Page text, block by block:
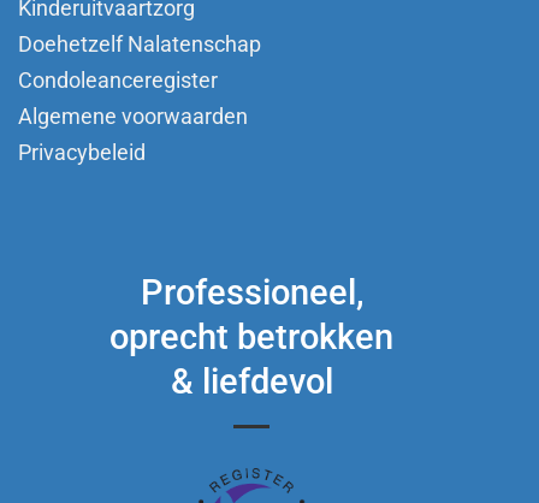
Kinderuitvaartzorg
Doehetzelf Nalatenschap
Condoleanceregister
Algemene voorwaarden
Privacybeleid
Professioneel,
oprecht betrokken
& liefdevol